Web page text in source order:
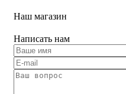
Наш магазин
Написать нам